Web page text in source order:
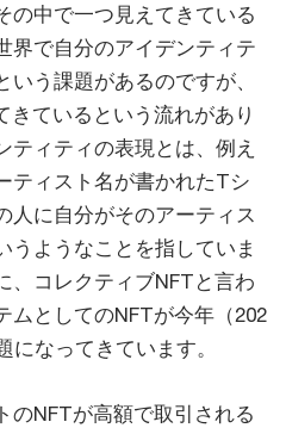
の中で一つ見えてきている
界で自分のアイデンティテ
う課題があるのですが、
きているという流れがあり
ティティの表現とは、例え
ティスト名が書かれたTシ
人に自分がそのアーティス
うようなことを指していま
、コレクティブNFTと言わ
ムとしてのNFTが今年（202
になってきています。
のNFTが高額で取引される